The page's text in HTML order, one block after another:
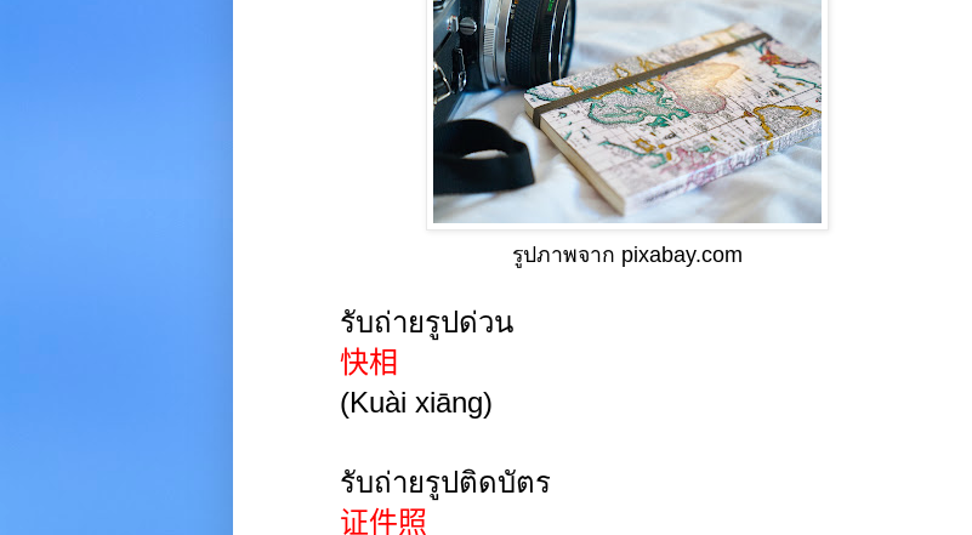
รูปภาพจาก pixabay.com
รับถ่ายรูปด่วน
快相
(Kuài xiāng)
รับถ่ายรูปติดบัตร
证件照